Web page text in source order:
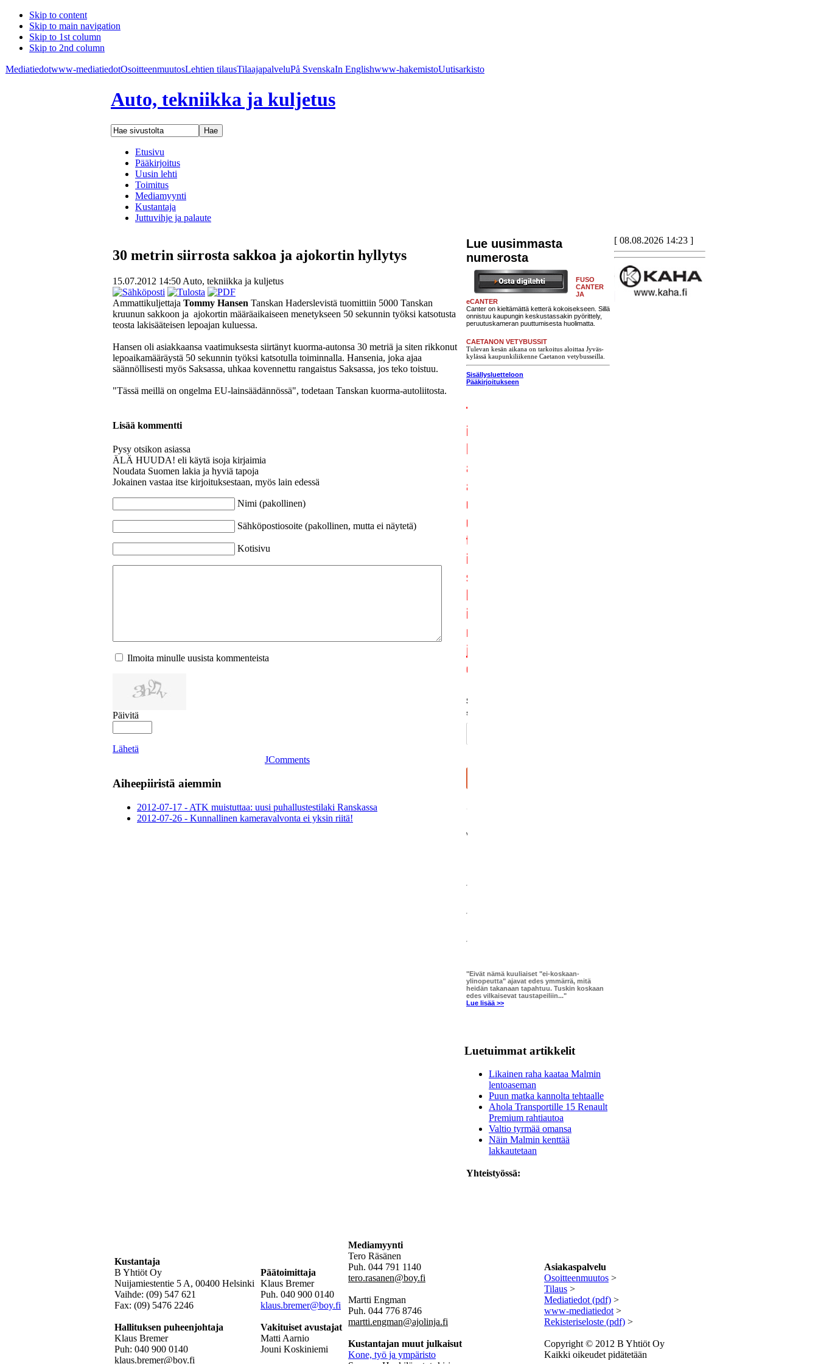
Skip to content
Skip to main navigation
Skip to 1st column
Skip to 2nd column
Mediatiedotwww-mediatiedotOsoitteenmuutosLehtien tilausTilaajapalveluPå SvenskaIn Englishwww-hakemistoUutisarkisto
Auto, tekniikka ja kuljetus
Etusivu
Pääkirjoitus
Uusin lehti
Toimitus
Mediamyynti
Kustantaja
Juttuvihje ja palaute
30 metrin siirrosta sakkoa ja ajokortin hyllytys
15.07.2012 14:50 Auto, tekniikka ja kuljetus
Ammattikuljettaja Tommy Hansen Tanskan Haderslevistä tuomittiin 5000 Tanskan
kruunun sakkoon ja ajokortin määräaikaiseen menetykseen 50 sekunnin työksi katsotusta
teosta lakisääteisen lepoajan kuluessa.
Hansen oli asiakkaansa vaatimuksesta siirtänyt kuorma-autonsa 30 metriä ja siten rikkonut
lepoaikamääräystä 50 sekunnin työksi katsotulla toiminnalla. Hansenia, joka ajaa
säännöllisesti myös Saksassa, uhkaa kovennettu rangaistus Saksassa, jos teko toistuu.
"Tässä meillä on ongelma EU-lainsäädännössä", todetaan Tanskan kuorma-autoliitosta.
Lisää kommentti
Pysy otsikon asiassa
ÄLÄ HUUDA! eli käytä isoja kirjaimia
Noudata Suomen lakia ja hyviä tapoja
Jokainen vastaa itse kirjoituksestaan, myös lain edessä
Nimi (pakollinen)
Sähköpostiosoite (pakollinen, mutta ei näytetä)
Kotisivu
Ilmoita minulle uusista kommenteista
Päivitä
Lähetä
JComments
Aiheepiiristä aiemmin
2012-07-17 - ATK muistuttaa: uusi puhallustestilaki Ranskassa
2012-07-26 - Kunnallinen kameravalvonta ei yksin riitä!
Lue uusimmasta
numerosta
FUSO
CANTER
JA
eCANTER
Canter on kieltämättä ketterä kokoisekseen. Sillä
onnistuu kaupungin keskustassakin pyörittely,
peruutuskameran puuttumisesta huolimatta.
CAETANON VETYBUSSIT
Tulevan kesän aikana on tarkoitus aloittaa Jyväs-
kylässä kaupunkiliikenne Caetanon vetybusseilla.
Sisällysluetteloon
Pääkirjoitukseen
"Eivät nämä kuuliaiset "ei-koskaan-
ylinopeutta" ajavat edes ymmärrä, mitä
heidän takanaan tapahtuu. Tuskin koskaan
edes vilkaisevat taustapeiliin..."
Lue lisää >>
Luetuimmat artikkelit
Likainen raha kaataa Malmin
lentoaseman
Puun matka kannolta tehtaalle
Ahola Transportille 15 Renault
Premium rahtiautoa
Valtio tyrmää omansa
Näin Malmin kenttää
lakkautetaan
Yhteistyössä:
[ 08.08.2026 14:23 ]
Kustantaja
B Yhtiöt Oy
Nuijamiestentie 5 A, 00400 Helsinki
Vaihde: (09) 547 621
Fax: (09) 5476 2246
Hallituksen puheenjohtaja
Klaus Bremer
Puh: 040 900 0140
klaus.bremer@boy.fi
Päätoimittaja
Klaus Bremer
Puh. 040 900 0140
klaus.bremer@boy.fi
Vakituiset avustajat
Matti Aarnio
Jouni Koskiniemi
Mediamyynti
Tero Räsänen
Puh. 044 791 1140
tero.rasanen@boy.fi
Martti Engman
Puh. 044 776 8746
martti.engman@ajolinja.fi
Kustantajan muut julkaisut
Kone, työ ja ympäristo
Asiakaspalvelu
Osoitteenmuutos >
Tilaus >
Mediatiedot (pdf) >
www-mediatiedot >
Rekisteriseloste (pdf) >
Copyright © 2012 B Yhtiöt Oy
Kaikki oikeudet pidätetään